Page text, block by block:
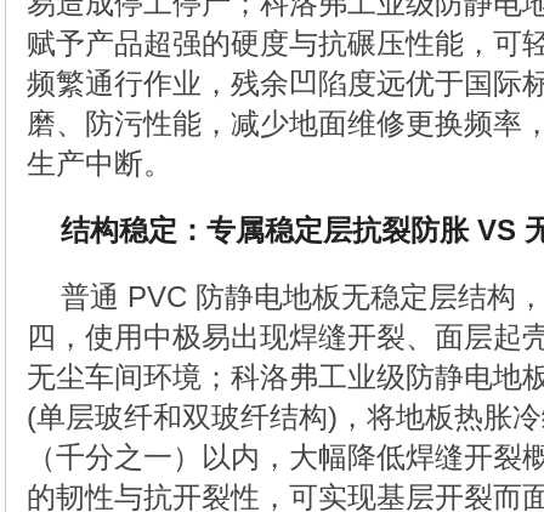
赋予产品超强的硬度与抗碾压性能，可
频繁通行作业，残余凹陷度远优于国际
磨、防污性能，减少地面维修更换频率
生产中断。
结构稳定：专属稳定层抗裂防胀 VS
普通 PVC 防静电地板无稳定层结构
四，使用中极易出现焊缝开裂、面层起
无尘车间环境；科洛弗工业级防静电地
(单层玻纤和双玻纤结构)，将地板热胀
（千分之一）以内，大幅降低焊缝开裂
的韧性与抗开裂性，可实现基层开裂而